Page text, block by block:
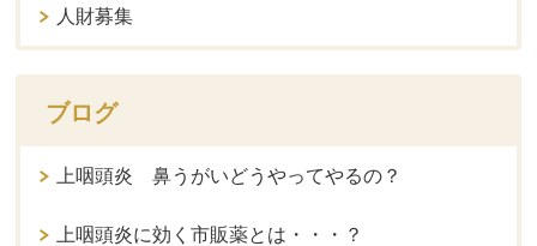
人財募集
ブログ
上咽頭炎 鼻うがいどうやってやるの？
上咽頭炎に効く市販薬とは・・・？